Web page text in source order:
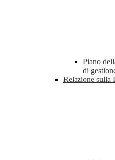
Piano
di
Relazione sulla